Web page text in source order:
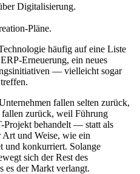
Digitalisierung.
Pläne.
häufig auf eine Liste
Erneuerung, ein neues
— vielleicht sogar
fallen selten zurück,
zurück, weil Führung
Projekt behandelt — statt als
Art und Weise, wie ein
und konkurriert. Solange
sich der Rest des
es der Markt verlangt.